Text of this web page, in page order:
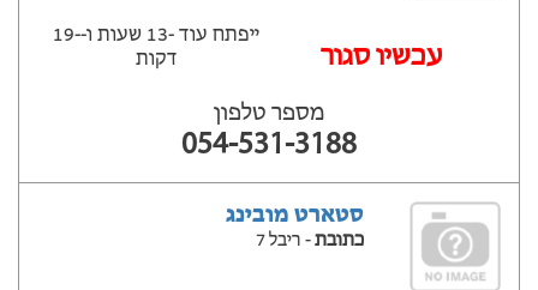
‫עכשיו סגור
ייפתח עוד -13 שעות ‫ו--19
דקות
מספר טלפון
054-531-3188
סטארט מובינג
כתובת- ריבל 7